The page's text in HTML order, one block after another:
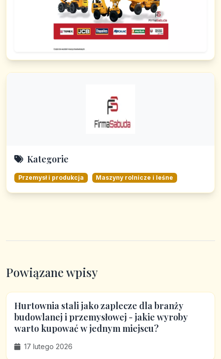
Kategorie
Przemysł i produkcja Maszyny rolnicze i leśne
Powiązane wpisy
Hurtownia stali jako zaplecze dla branży
budowlanej i przemysłowej - jakie wyroby
warto kupować w jednym miejscu?
17 lutego 2026